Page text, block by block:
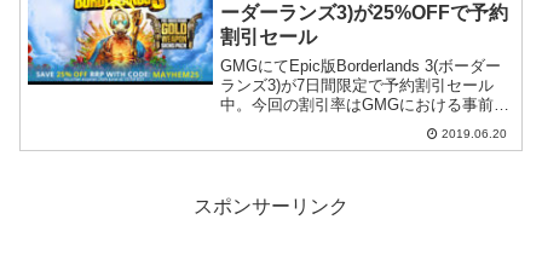
ーダーランズ3)が25%OFFで予約
割引セール
GMGにてEpic版Borderlands 3(ボーダー
ランズ3)が7日間限定で予約割引セール
中。今回の割引率はGMGにおける事前予
約において最高の割引設定とのこと。
2019.06.20
スポンサーリンク